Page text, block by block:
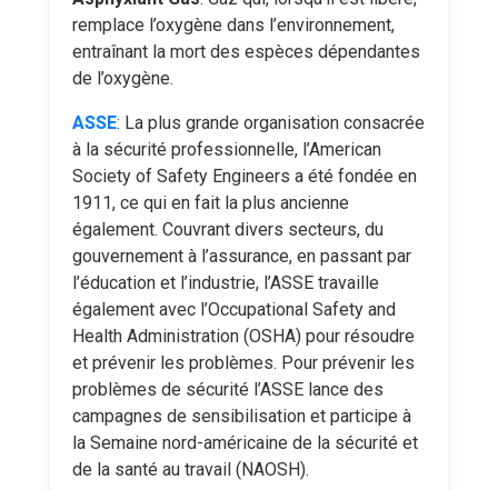
remplace l’oxygène dans l’environnement,
entraînant la mort des espèces dépendantes
de l’oxygène.
ASSE: La plus grande organisation consacrée
à la sécurité professionnelle, l’American
Society of Safety Engineers a été fondée en
1911, ce qui en fait la plus ancienne
également. Couvrant divers secteurs, du
gouvernement à l’assurance, en passant par
l’éducation et l’industrie, l’ASSE travaille
également avec l’Occupational Safety and
Health Administration (OSHA) pour résoudre
et prévenir les problèmes. Pour prévenir les
problèmes de sécurité l’ASSE lance des
campagnes de sensibilisation et participe à
la Semaine nord-américaine de la sécurité et
de la santé au travail (NAOSH).